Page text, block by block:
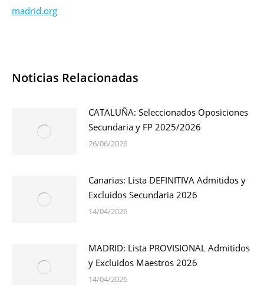
madrid.org
Noticias Relacionadas
CATALUÑA: Seleccionados Oposiciones
Secundaria y FP 2025/2026
26/06/2026
Canarias: Lista DEFINITIVA Admitidos y
Excluidos Secundaria 2026
14/04/2026
MADRID: Lista PROVISIONAL Admitidos
y Excluidos Maestros 2026
14/04/2026